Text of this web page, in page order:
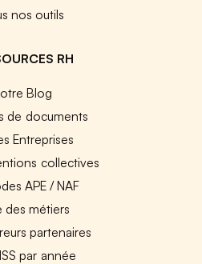
nos outils
RH
Blog
de documents
Entreprises
collectives
APE / NAF
des métiers
partenaires
par année